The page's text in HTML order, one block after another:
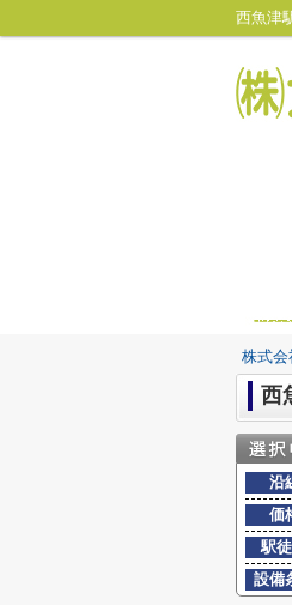
西魚津
株式会
西
沿
価
駅
設備